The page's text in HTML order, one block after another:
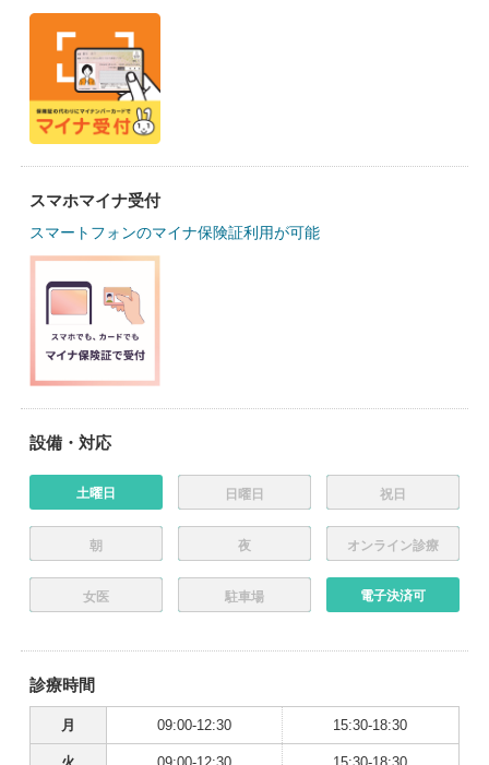
スマホマイナ受付
スマートフォンのマイナ保険証利用が可能
設備・対応
土曜日 日曜日 祝日
朝 夜 オンライン診療
女医 駐車場 電子決済可
診療時間
月 09:00-12:30 15:30-18:30